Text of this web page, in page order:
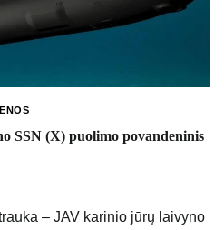
SSN (X) puolimo povandeninis
– JAV karinio jūrų laivyno